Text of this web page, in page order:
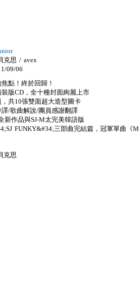
克思 / avex
09/06
點！終於回歸！
版CD，全十種封面絢麗上市
共10張雙面超大造型圖卡
/歌曲解說/團員感謝翻譯
新作品與SJ-M太完美韓語版
FUNKY&#34;三部曲完結篇，冠軍單曲《
克思